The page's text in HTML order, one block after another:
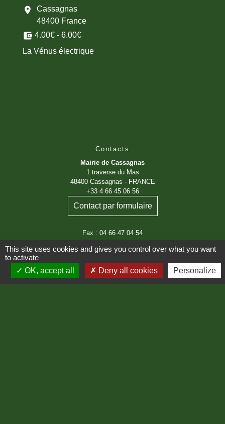
location_on
Cassagnas
48400 France
account_balance_wallet 4.00€ - 6.00€
La Vénus électrique
Contacts
Mairie de Cassagnas
1 traverse du Mas
48400 Cassagnas - FRANCE
+33 4 66 45 06 56
Contact par formulaire
Fax : 04 66 47 04 54
Horaires d'ouverture au public :
Le lundi : de 08h00 à 12h00
Le jeudi : de 08h00 à 12h00
This site uses cookies and gives you control over what you want
to activate
OK, accept all
Deny all cookies Personalize